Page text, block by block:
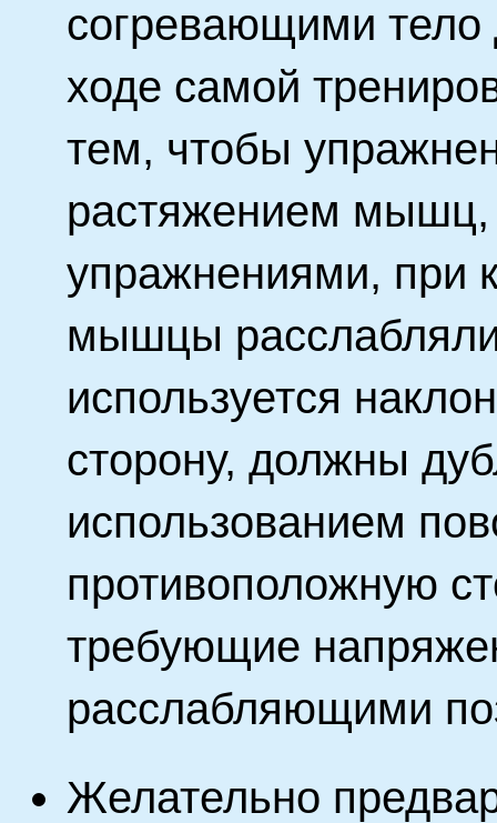
согревающими
ходе самой
тем, чтобы
растяжением мышц,
упражнениями, при
мышцы
используется
сторону, должны
использованием
противоположную
требующие
расслабляющими
Желательно